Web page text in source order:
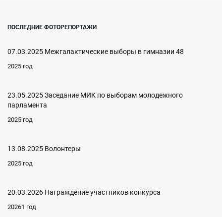
ПОСЛЕДНИЕ ФОТОРЕПОРТАЖИ
07.03.2025 Межгалактические выборы в гимназии 48
2025 год
23.05.2025 Заседание МИК по выборам молодежного
парламента
2025 год
13.08.2025 Волонтеры
2025 год
20.03.2026 Награждение участников конкурса
20261 год